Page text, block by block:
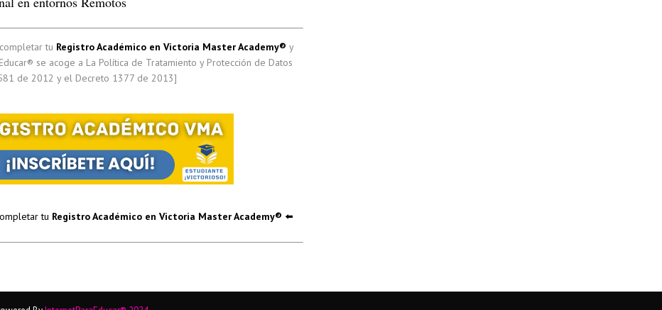
tu Registro Académico en Victoria Master Academy® y
se acoge a La Política de Tratamiento y Protección de Datos
de 2012 y el Decreto 1377 de 2013]
tu Registro Académico en Victoria Master Academy® ​ ⬅️